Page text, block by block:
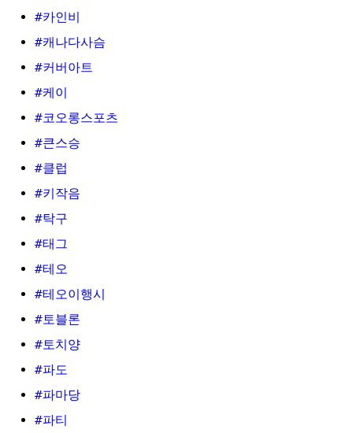
#카인비
#캐나다사슴
#커버아트
#케이
#코오롱스포츠
#큰스승
#클럽
#키작음
#탁구
#태그
#테오
#테오이행시
#토블론
#토치양
#파도
#파마당
#파티